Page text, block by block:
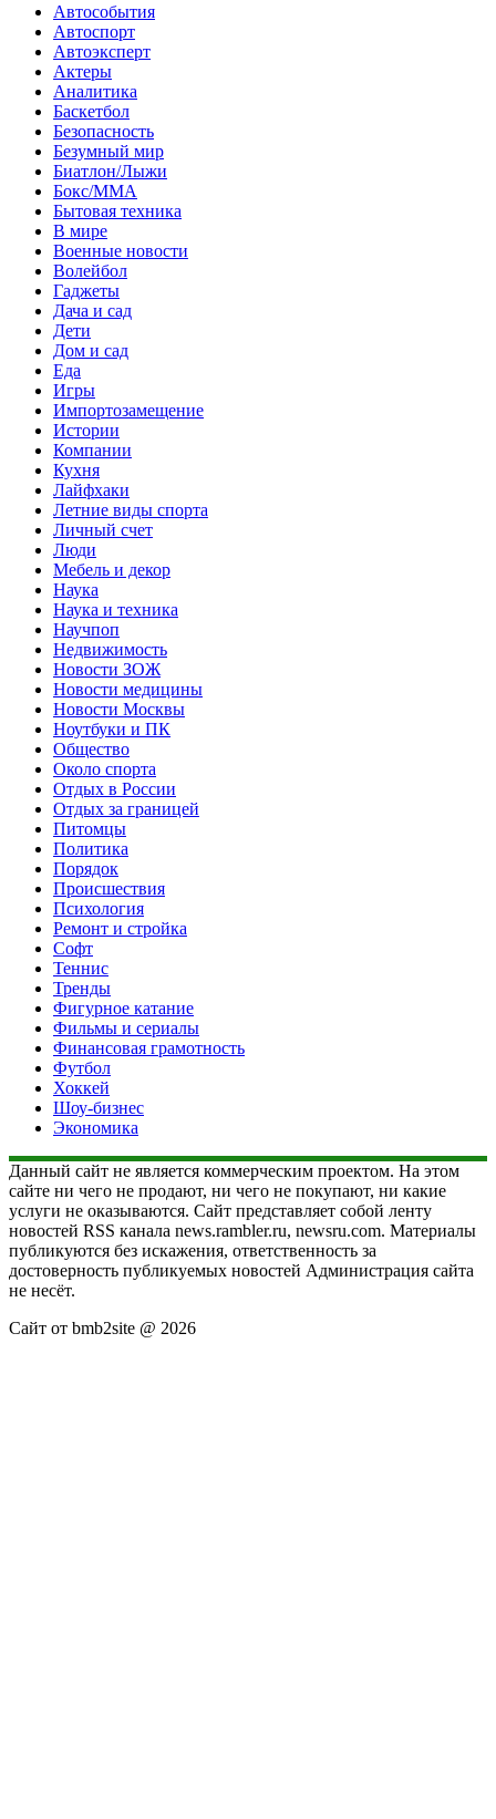
Автособытия
Автоспорт
Автоэксперт
Актеры
Аналитика
Баскетбол
Безопасность
Безумный мир
Биатлон/Лыжи
Бокс/MMA
Бытовая техника
В мире
Военные новости
Волейбол
Гаджеты
Дача и сад
Дети
Дом и сад
Еда
Игры
Импортозамещение
Истории
Компании
Кухня
Лайфхаки
Летние виды спорта
Личный счет
Люди
Мебель и декор
Наука
Наука и техника
Научпоп
Недвижимость
Новости ЗОЖ
Новости медицины
Новости Москвы
Ноутбуки и ПК
Общество
Около спорта
Отдых в России
Отдых за границей
Питомцы
Политика
Порядок
Происшествия
Психология
Ремонт и стройка
Софт
Теннис
Тренды
Фигурное катание
Фильмы и сериалы
Финансовая грамотность
Футбол
Хоккей
Шоу-бизнес
Экономика
Данный сайт не является коммерческим проектом. На этом
сайте ни чего не продают, ни чего не покупают, ни какие
услуги не оказываются. Сайт представляет собой ленту
новостей RSS канала news.rambler.ru, newsru.com. Материалы
публикуются без искажения, ответственность за
достоверность публикуемых новостей Администрация сайта
не несёт.
Сайт от bmb2site @ 2026